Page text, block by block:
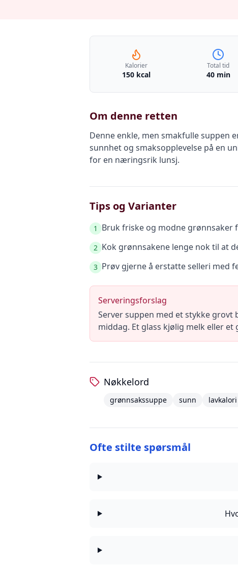
Kalorier
150 kcal
Total tid
40 min
Om denne retten
Denne enkle, men smakfulle suppen
sunnhet og smaksopplevelse på en
for en næringsrik lunsj.
Tips og Varianter
1 Bruk friske og modne grønnsaker
2 Kok grønnsakene lenge nok til at
3 Prøv gjerne å erstatte selleri med
Serveringsforslag
Server suppen med et stykke
middag. Et glass kjølig melk eller
Nøkkelord
grønnsakssuppe sunn lavkalori
Ofte stilte spørsmål